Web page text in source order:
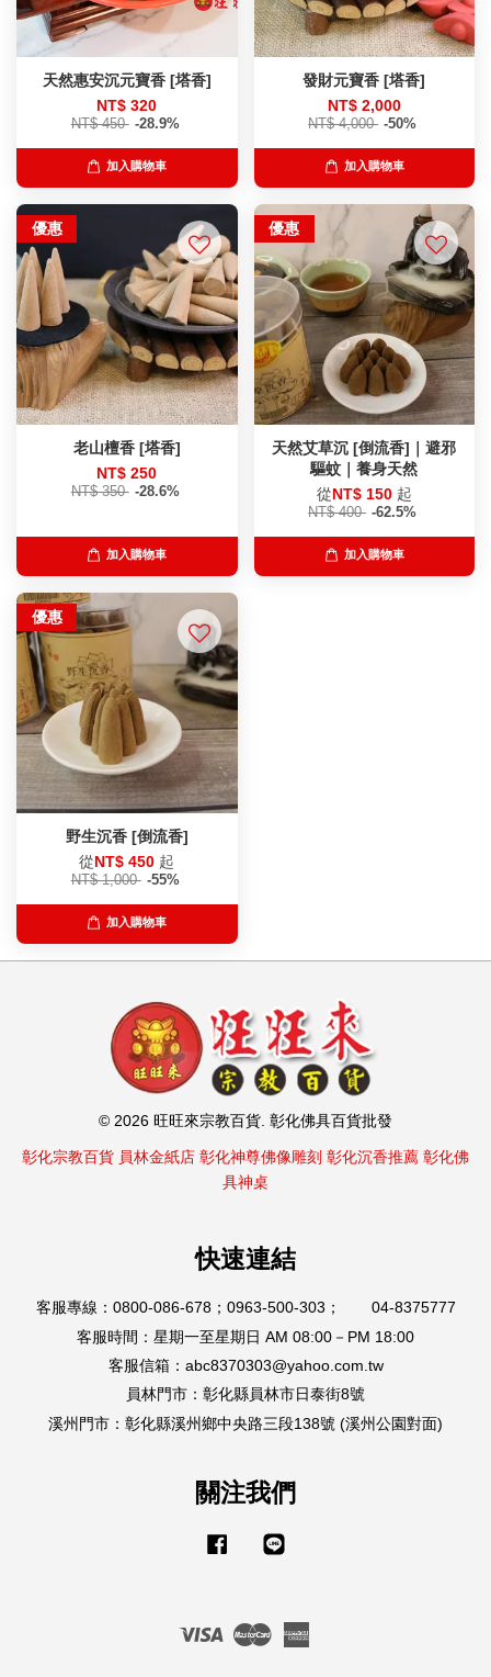
天然惠安沉元寶香 [塔香]
NT$ 320
NT$ 450 -28.9%
加入購物車
發財元寶香 [塔香]
NT$ 2,000
NT$ 4,000 -50%
加入購物車
優惠
老山檀香 [塔香]
NT$ 250
NT$ 350 -28.6%
加入購物車
優惠
天然艾草沉 [倒流香]｜避邪
驅蚊｜養身天然
從NT$ 150 起
NT$ 400 -62.5%
加入購物車
優惠
野生沉香 [倒流香]
從NT$ 450 起
NT$ 1,000 -55%
加入購物車
© 2026 旺旺來宗教百貨. 彰化佛具百貨批發
彰化宗教百貨 員林金紙店 彰化神尊佛像雕刻 彰化沉香推薦 彰化佛
具神桌
快速連結
客服專線：0800-086-678；0963-500-303； 04-8375777
客服時間：星期一至星期日 AM 08:00－PM 18:00
客服信箱：abc8370303@yahoo.com.tw
員林門市：彰化縣員林市日泰街8號
溪州門市：彰化縣溪州鄉中央路三段138號 (溪州公園對面)
關注我們
Facebook
Visa Master